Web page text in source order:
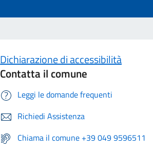
Dichiarazione di accessibilità
Contatta il comune
Leggi le domande frequenti
Richiedi Assistenza
Chiama il comune +39 049 9596511